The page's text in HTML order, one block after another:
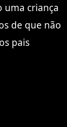
uma criança
de que não
pais